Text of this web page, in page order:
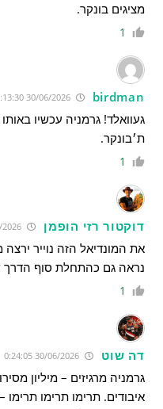
מציגים בונקר.
1
birdman
30/06/2026 0:13:30
געוואלד! גרמניה עכשיו
ת׳בונקר.
1
דוקטור רזי הופמן
את המונדיאל הזה נוייר
נראה גם כהתחלת סוף הדרך
1
דה שוט
גרמניה מרגיזים – מיליון
איבודים. תרימו תרימו